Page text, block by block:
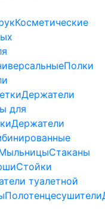
Косметические
Полки
Держатели
для
Держатели
Стаканы
Стойки
туалетной
Полотенцесушители